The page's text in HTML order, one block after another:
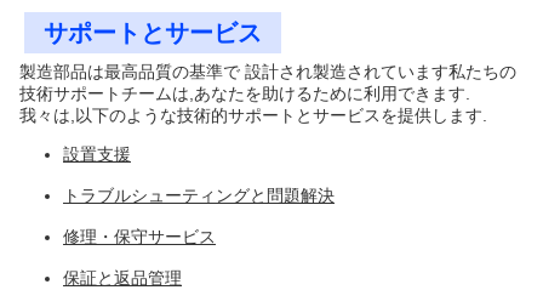
サポートとサービス
製造部品は最高品質の基準で 設計され製造されています私たちの
技術サポートチームは,あなたを助けるために利用できます.
我々は,以下のような技術的サポートとサービスを提供します.
設置支援
トラブルシューティングと問題解決
修理・保守サービス
保証と返品管理